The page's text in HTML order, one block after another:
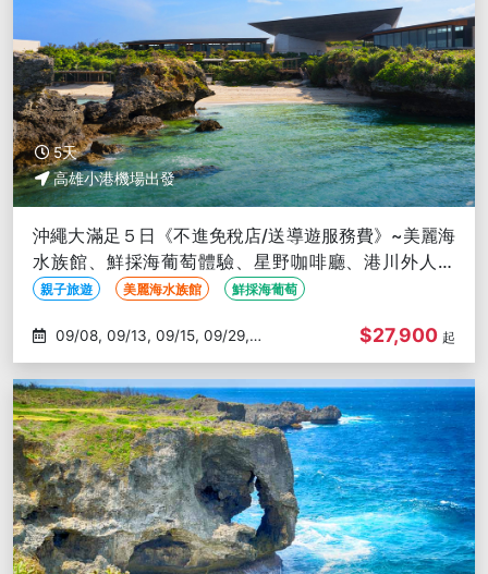
5天
高雄小港機場出發
沖繩大滿足５日《不進免稅店/送導遊服務費》~美麗海
水族館、鮮採海葡萄體驗、星野咖啡廳、港川外人住
宅、燒肉放題-高雄出發
親子旅遊 美麗海水族館 鮮採海葡萄
10/04
$27,900 起